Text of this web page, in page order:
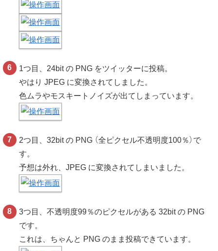
1つ目、24bit の PNG をツイッターに投稿。
やはり JPEG に変換されてしました。
色ムラやモスキートノイズが出てしまっています。
2つ目、32bit の PNG （全ピクセル不透明度100％）で
す。
予想は外れ、JPEG に変換されてしまいました。
3つ目、不透明度99％のピクセルがある 32bit の PNG
です。
これは、ちゃんと PNG のまま投稿できています。